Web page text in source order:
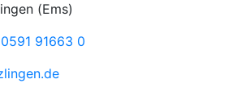
(Ems)
91663 0